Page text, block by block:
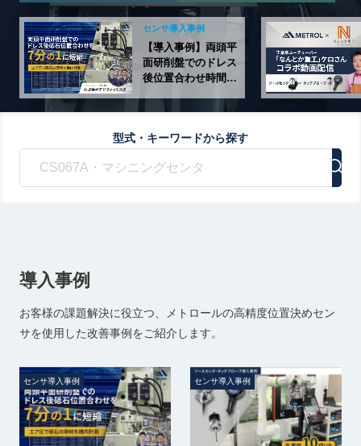
センサ導入事例
【導入事例】両頭平
面研削盤でのドレス
後位置合わせ時間を
型式・キーワードから探す
導入事例
お客様の課題解決に役立つ、メトロールの高精度位置決めセン
サを使用した改善事例をご紹介します。
センサ導入事例 センサ導入事例